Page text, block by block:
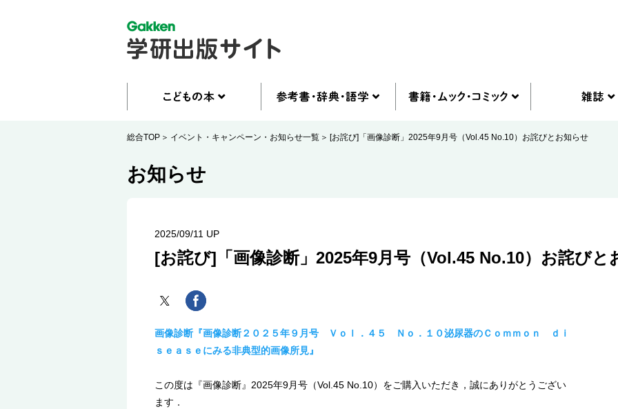
総合TOP イベント・キャンペーン・お知らせ一覧 [お詫び]「画像診断」2025年9月号（Vol.45 No.10）お詫びとお知らせ
お知らせ
2025/09/11 UP
[お詫び]「画像診断」2025年9月号（Vol.45 No.10）お詫びと
画像診断『画像診断２０２５年９月号 Ｖｏｌ．４５ Ｎｏ．１０泌尿器のＣｏｍｍｏｎ ｄｉ
ｓｅａｓｅにみる非典型的画像所見』
この度は『画像診断』2025年9月号（Vol.45 No.10）をご購入いただき，誠にありがとうござい
ます．